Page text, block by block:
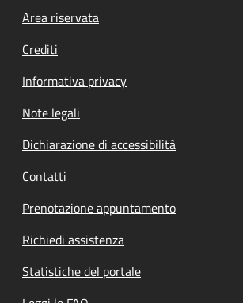
Footer menu
Area riservata
Crediti
Informativa privacy
Note legali
Dichiarazione di accessibilità
Contatti
Prenotazione appuntamento
Richiedi assistenza
Statistiche del portale